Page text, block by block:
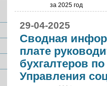
за 2025 год
29-04-2025
Сводная
плате
бухгалтеров
Управления